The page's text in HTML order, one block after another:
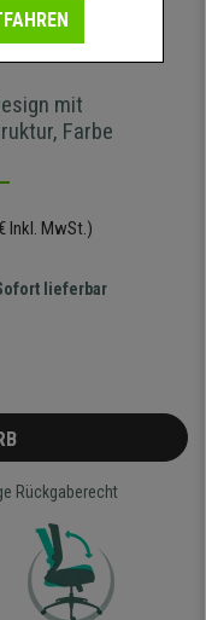
mit
Farbe
Inkl. MwSt.)
lieferbar
Rückgaberecht